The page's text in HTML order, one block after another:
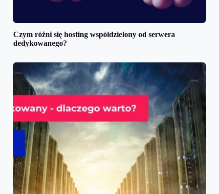
Czym różni się hosting współdzielony od serwera
dedykowanego?